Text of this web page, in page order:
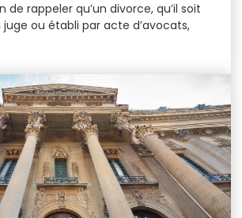
de rappeler qu’un divorce, qu’il soit
ou établi par acte d’avocats,